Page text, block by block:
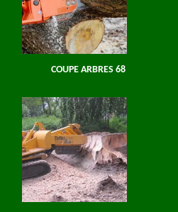
COUPE ARBRES 68